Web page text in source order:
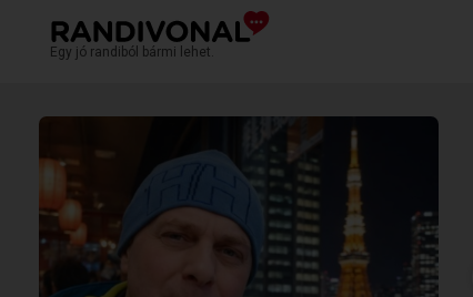
Egy jó randiból bármi lehet.